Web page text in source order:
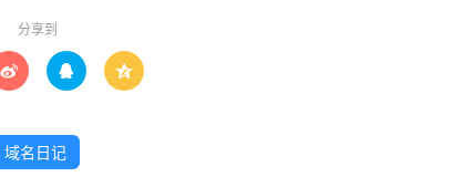
分享到
  
域名日记